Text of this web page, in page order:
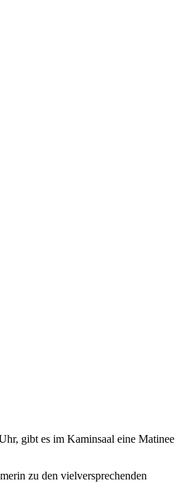
gibt es im Kaminsaal eine Matinee
zu den vielversprechenden